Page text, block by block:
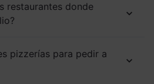
restaurantes donde
pizzerías para pedir a